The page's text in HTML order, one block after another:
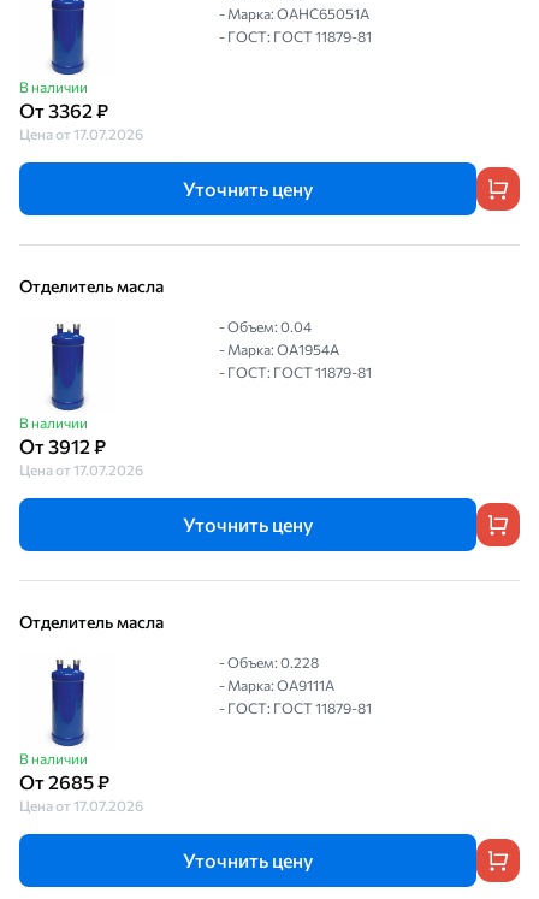
В наличии
От 3362 ₽
Цена от 17.07.2026
- Марка: OAHC65051A
- ГОСТ: ГОСТ 11879-81
Уточнить цену
Отделитель масла
В наличии
От 3912 ₽
Цена от 17.07.2026
- Объем: 0.04
- Марка: OA1954A
- ГОСТ: ГОСТ 11879-81
Уточнить цену
Отделитель масла
В наличии
От 2685 ₽
Цена от 17.07.2026
- Объем: 0.228
- Марка: OA9111A
- ГОСТ: ГОСТ 11879-81
Уточнить цену